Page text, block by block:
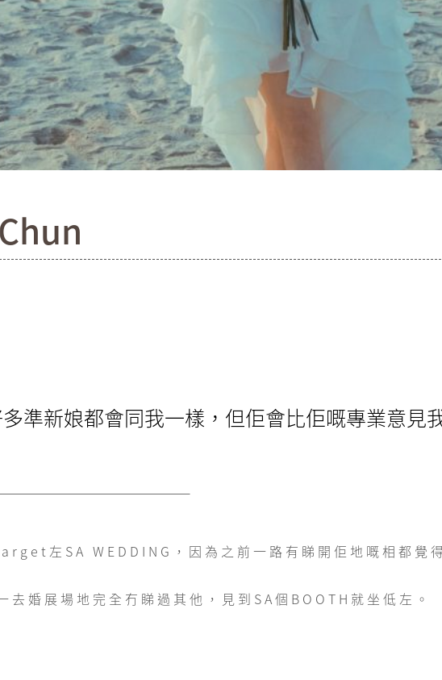
準新娘都會同我一樣，但佢會比佢嘅專業意見
左SA WEDDING，因為之前一路有睇開佢地嘅相都覺
去婚展場地完全冇睇過其他，見到SA個BOOTH就坐低左。